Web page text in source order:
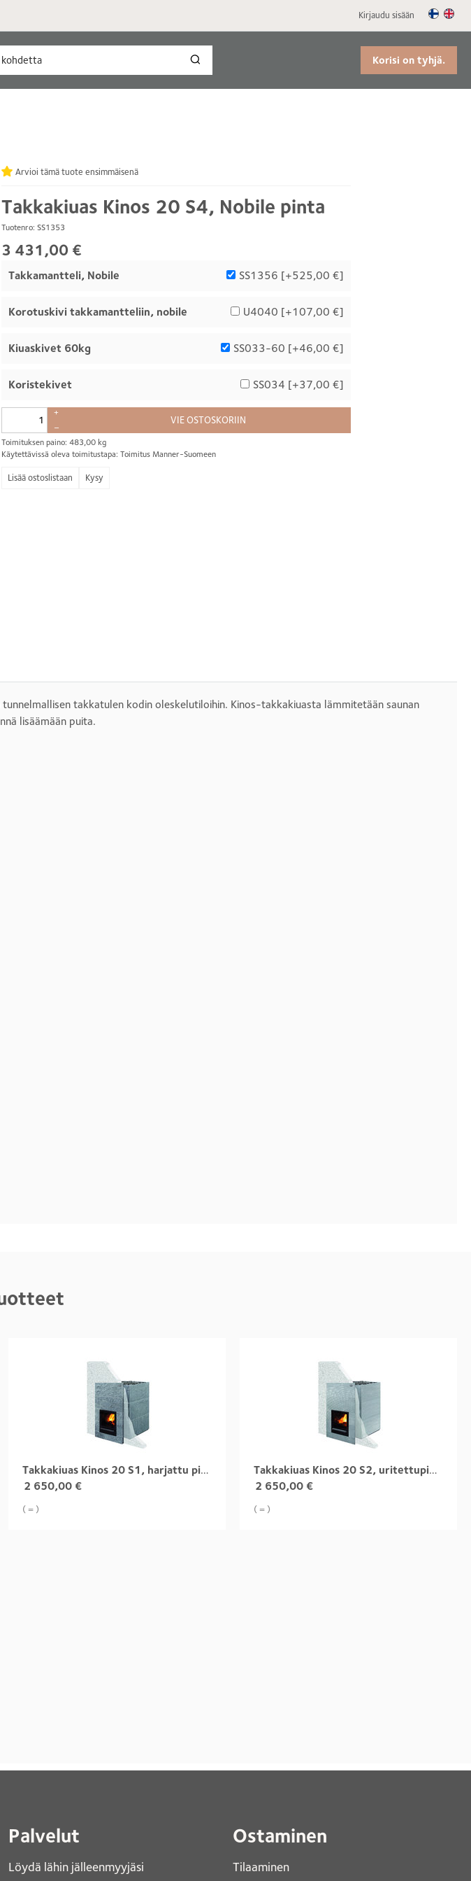
Kirjaudu sisään
Korisi on tyhjä.
Takkakiuas Kinos 20 S4, Nobile pinta
Tuotenro: SS1353
Arvioi tämä tuote ensimmäisenä
3 431,00 €
Toimituksen paino: 483,00 kg
Takkamantteli, Nobile SS1356 [+525,00 €]
Korotuskivi takkamantteliin, nobile U4040 [+107,00 €]
Kiuaskivet 60kg SS033-60 [+46,00 €]
Koristekivet SS034 [+37,00 €]
+
–
VIE OSTOSKORIIN
Käytettävissä oleva toimitustapa: Toimitus Manner-Suomeen
Kysy
takkatulen kodin oleskelutiloihin. Kinos-takkakiuasta lämmitetään saunan
lisäämään puita.
Takkakiuas Kinos 20 S1, harjattu pinta
2 650,00 €
( = )
Takkakiuas Kinos 20 S2, uritettupinta
2 650,00 €
( = )
Palvelut
Löydä lähin jälleenmyyjäsi
Ostaminen
Tilaaminen